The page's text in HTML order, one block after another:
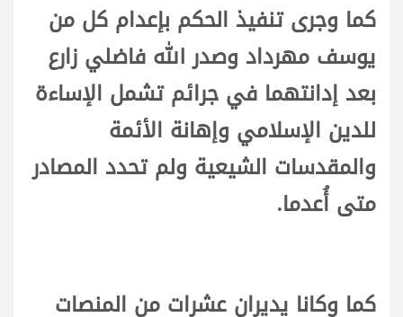
كما وجرى تنفيذ الحكم بإعدام كل من
يوسف مهرداد وصدر الله فاضلي زارع
بعد إدانتهما في جرائم تشمل الإساءة
للدين الإسلامي وإهانة الأئمة
والمقدسات الشيعية ولم تحدد المصادر
متى أُعدما.
كما وكانا يديران عشرات من المنصات